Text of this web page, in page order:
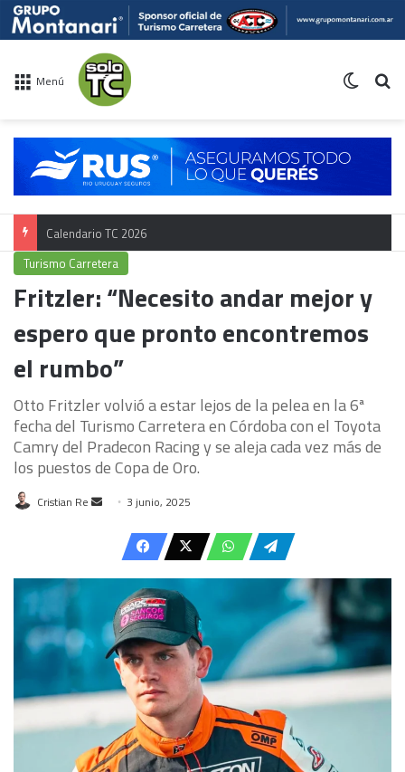
Menú
Calendario TC 2026
Turismo Carretera
Fritzler: “Necesito andar mejor y
espero que pronto encontremos
el rumbo”
Otto Fritzler volvió a estar lejos de la pelea en la 6ª
fecha del Turismo Carretera en Córdoba con el Toyota
Camry del Pradecon Racing y se aleja cada vez más de
los puestos de Copa de Oro.
Cristian Re
Send
email
3 junio, 2025